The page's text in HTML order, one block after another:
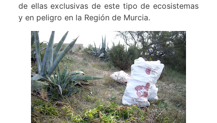
de ellas exclusivas de este tipo de ecosistemas
y en peligro en la Región de Murcia.